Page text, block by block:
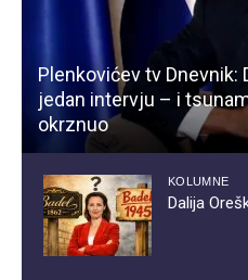
Plenkovićev tv Dnevnik:
jedan intervju – i
okrznuo
KOLUMNE
Dalija